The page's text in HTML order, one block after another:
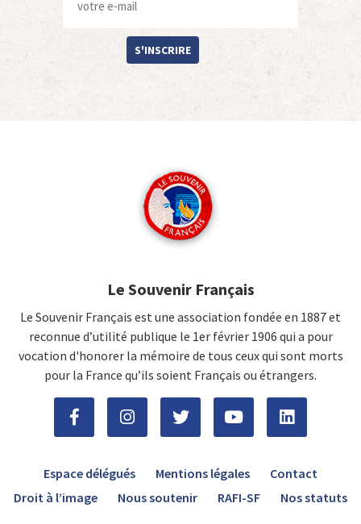
S'INSCRIRE
Le Souvenir Français
Le Souvenir Français est une association fondée en 1887 et
reconnue d’utilité publique le 1er février 1906 qui a pour
vocation d'honorer la mémoire de tous ceux qui sont morts
pour la France qu’ils soient Français ou étrangers.
Espace délégués Mentions légales
Contact
Droit à l’image
Nous soutenir RAFI-SF Nos statuts